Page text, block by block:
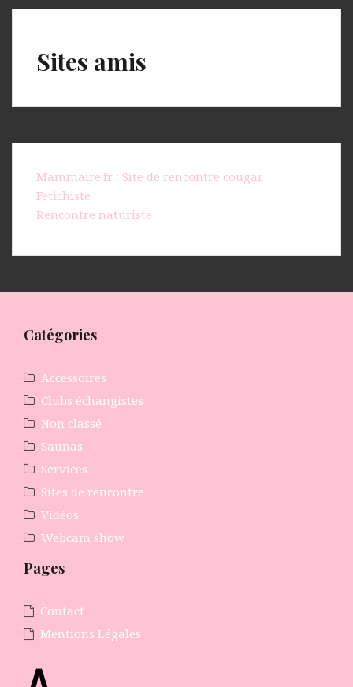
Sites amis
Mammaire.fr : Site de rencontre cougar
Fetichiste
Rencontre naturiste
Catégories
Accessoires
Clubs échangistes
Non classé
Saunas
Services
Sites de rencontre
Vidéos
Webcam show
Pages
Contact
Mentions Légales